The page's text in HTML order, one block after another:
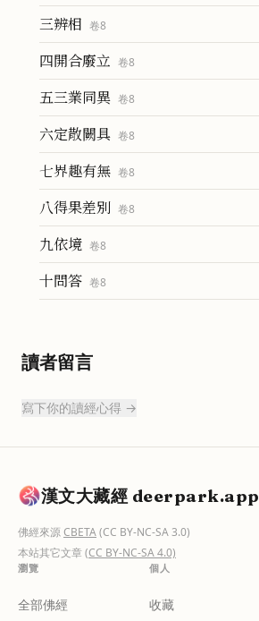
三辨相 卷8
四開合廢立 卷8
五三業同異 卷8
六定散闕具 卷8
七界趣有無 卷8
八得果差別 卷8
九依境 卷8
十問答 卷8
讀者留言
寫下你的讀經心得 →
漢文大藏經 deerpark.app
佛經來源CBETA(CC BY-NC-SA 3.0)
本站其它文章(CC BY-NC-SA 4.0)
瀏覽
全部佛經
個人
收藏